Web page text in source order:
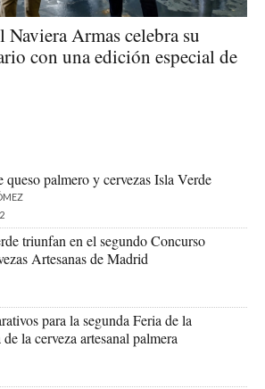
Armas celebra su
con una edición especial de
queso palmero y cervezas Isla Verde
2
triunfan en el segundo Concurso
Artesanas de Madrid
para la segunda Feria de la
la cerveza artesanal palmera